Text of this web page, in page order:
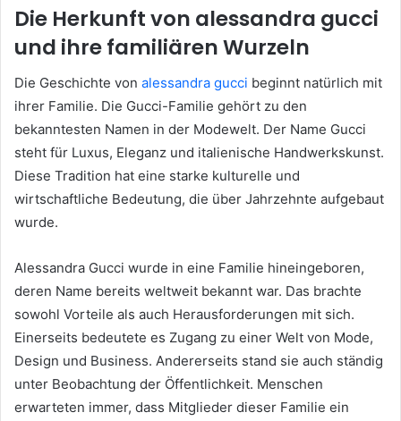
Die Herkunft von alessandra gucci
und ihre familiären Wurzeln
Die Geschichte von alessandra gucci beginnt natürlich mit
ihrer Familie. Die Gucci-Familie gehört zu den
bekanntesten Namen in der Modewelt. Der Name Gucci
steht für Luxus, Eleganz und italienische Handwerkskunst.
Diese Tradition hat eine starke kulturelle und
wirtschaftliche Bedeutung, die über Jahrzehnte aufgebaut
wurde.
Alessandra Gucci wurde in eine Familie hineingeboren,
deren Name bereits weltweit bekannt war. Das brachte
sowohl Vorteile als auch Herausforderungen mit sich.
Einerseits bedeutete es Zugang zu einer Welt von Mode,
Design und Business. Andererseits stand sie auch ständig
unter Beobachtung der Öffentlichkeit. Menschen
erwarteten immer, dass Mitglieder dieser Familie ein